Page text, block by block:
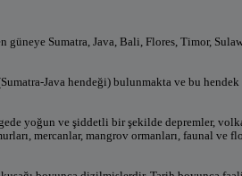
Sumatra, Java, Bali, Flores, Timor,
Java hendeği) bulunmakta ve bu
yoğun ve şiddetli bir şekilde depremler,
mercanlar, mangrov ormanları, faunal ve